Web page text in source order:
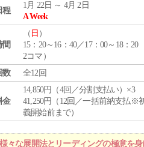
程
1月 22日 ～ 4月 2日
A Week
間
（ 日 ）
15：20～16：40／17：00～18：20
2コマ）
数
全12回
金
14,850円（4回／分割支払い）×3
41,250円（12回／一括前納支払※
義開始前まで）
々な展開法とリーディングの極意を身